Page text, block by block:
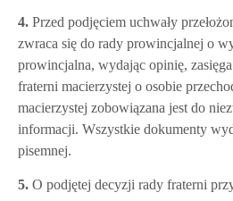
4. Przed podjęciem uchwały
zwraca się do rady prowincjalnej o
prowincjalna, wydając opinię,
fraterni macierzystej o osobie
macierzystej zobowiązana jest do
informacji. Wszystkie dokumenty
pisemnej.
5. O podjętej decyzji rady fraterni